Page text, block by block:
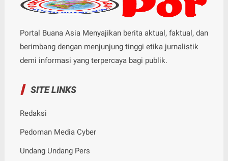
Portal Buana Asia Menyajikan berita aktual, faktual, dan
berimbang dengan menjunjung tinggi etika jurnalistik
demi informasi yang terpercaya bagi publik.
SITE LINKS
Redaksi
Pedoman Media Cyber
Undang Undang Pers